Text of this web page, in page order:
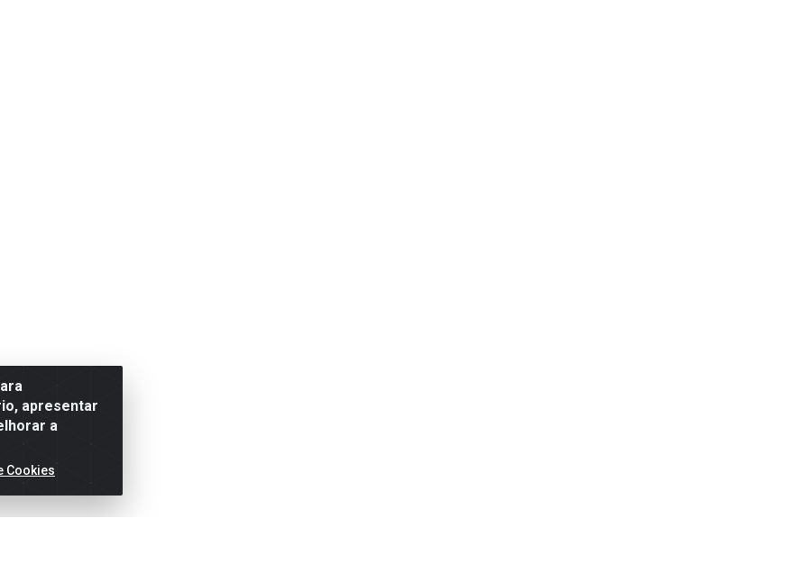
apresentar
a
Cookies